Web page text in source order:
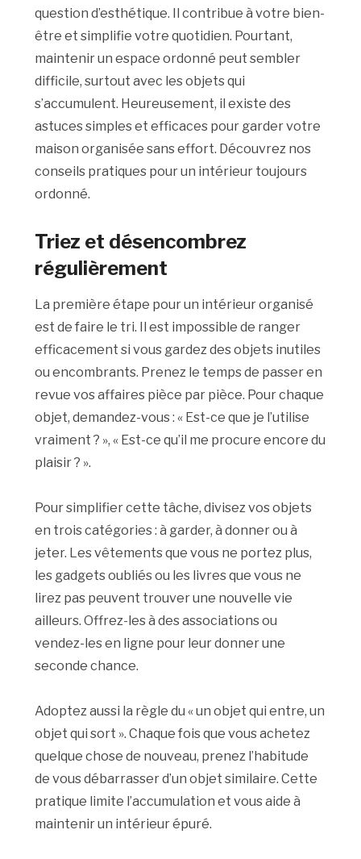
question d’esthétique. Il contribue à votre bien-
être et simplifie votre quotidien. Pourtant,
maintenir un espace ordonné peut sembler
difficile, surtout avec les objets qui
s’accumulent. Heureusement, il existe des
astuces simples et efficaces pour garder votre
maison organisée sans effort. Découvrez nos
conseils pratiques pour un intérieur toujours
ordonné.
Triez et désencombrez
régulièrement
La première étape pour un intérieur organisé
est de faire le tri. Il est impossible de ranger
efficacement si vous gardez des objets inutiles
ou encombrants. Prenez le temps de passer en
revue vos affaires pièce par pièce. Pour chaque
objet, demandez-vous : « Est-ce que je l’utilise
vraiment ? », « Est-ce qu’il me procure encore du
plaisir ? ».
Pour simplifier cette tâche, divisez vos objets
en trois catégories : à garder, à donner ou à
jeter. Les vêtements que vous ne portez plus,
les gadgets oubliés ou les livres que vous ne
lirez pas peuvent trouver une nouvelle vie
ailleurs. Offrez-les à des associations ou
vendez-les en ligne pour leur donner une
seconde chance.
Adoptez aussi la règle du « un objet qui entre, un
objet qui sort ». Chaque fois que vous achetez
quelque chose de nouveau, prenez l’habitude
de vous débarrasser d’un objet similaire. Cette
pratique limite l’accumulation et vous aide à
maintenir un intérieur épuré.